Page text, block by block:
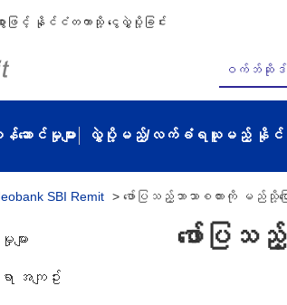
ဖြင့် နိုင်ငံတကာသို့ ငွေလွှဲပို့ခြင်း
န်ဆောင်မှုများ လွှဲပို့မည့်/လက်ခံရယူမည့် နိုင်ငံမ
SBI Remit > ဖော်ပြသည့်ဘာသာစကားကို မည်သို့ပ
ဖော်ပြသ
ျား
ာ အကျဥ်း